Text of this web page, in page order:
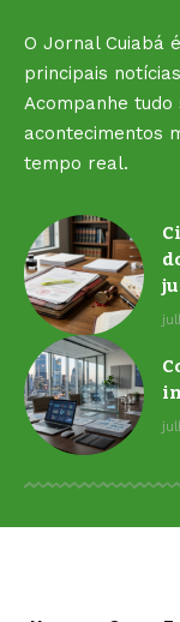
O Jornal Cuiabá
principais
Acompanhe
acontecimentos
tempo real.